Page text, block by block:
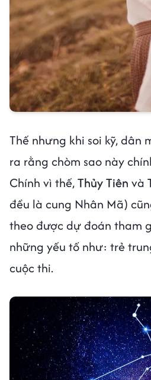
Thế nhưng khi soi kỹ, dân
ra rằng chòm sao này
Chính vì thế,Thủy Tiên và
đều là cung Nhân Mã)
theo được dự đoán tham
những yếu tố như: trẻ
cuộc thi.